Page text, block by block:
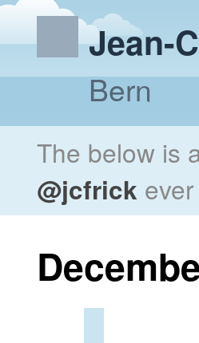
Jean-
Bern
The below is
@jcfrick ever